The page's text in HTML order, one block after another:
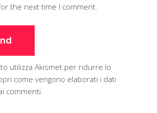
the next time I comment.
utilizza Akismet per ridurre lo
come vengono elaborati i dati
commenti.